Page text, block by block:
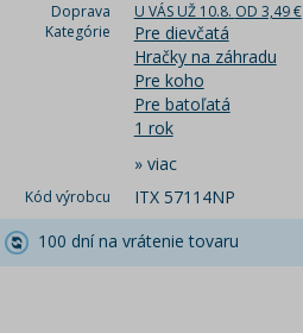
Doprava U VÁS UŽ 10.8. OD 3,49 €
Kategórie
Pre dievčatá
Hračky na záhradu
Pre koho
Pre batoľatá
1 rok
» viac
Kód výrobcu
ITX 57114NP
100 dní na vrátenie tovaru